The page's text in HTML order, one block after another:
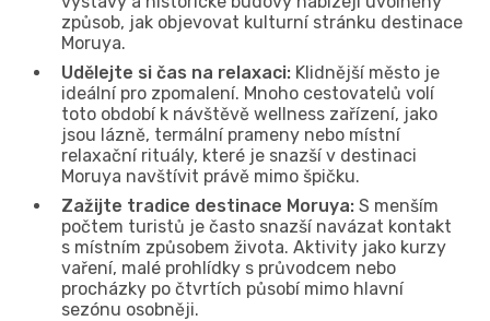
způsob, jak objevovat kulturní stránku destinace
Moruya.
Udělejte si čas na relaxaci: Klidnější město je
ideální pro zpomalení. Mnoho cestovatelů volí
toto období k návštěvě wellness zařízení, jako
jsou lázně, termální prameny nebo místní
relaxační rituály, které je snazší v destinaci
Moruya navštívit právě mimo špičku.
Zažijte tradice destinace Moruya: S menším
počtem turistů je často snazší navázat kontakt
s místním způsobem života. Aktivity jako kurzy
vaření, malé prohlídky s průvodcem nebo
procházky po čtvrtích působí mimo hlavní
sezónu osobněji.